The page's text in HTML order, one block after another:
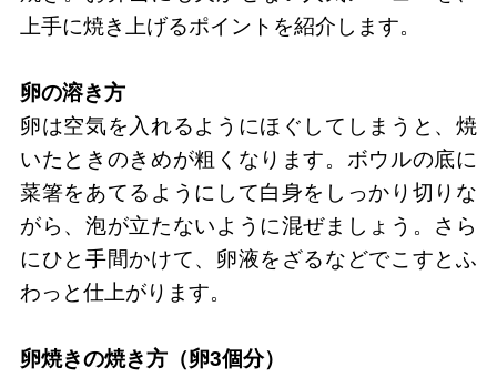
上手に焼き上げるポイントを紹介します。
卵の溶き方
卵は空気を入れるようにほぐしてしまうと、焼
いたときのきめが粗くなります。ボウルの底に
菜箸をあてるようにして白身をしっかり切りな
がら、泡が立たないように混ぜましょう。さら
にひと手間かけて、卵液をざるなどでこすとふ
わっと仕上がります。
卵焼きの焼き方（卵3個分）